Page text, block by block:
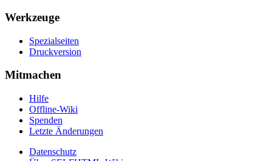
Werkzeuge
Spezialseiten
Druckversion
Mitmachen
Hilfe
Offline-Wiki
Spenden
Letzte Änderungen
Datenschutz